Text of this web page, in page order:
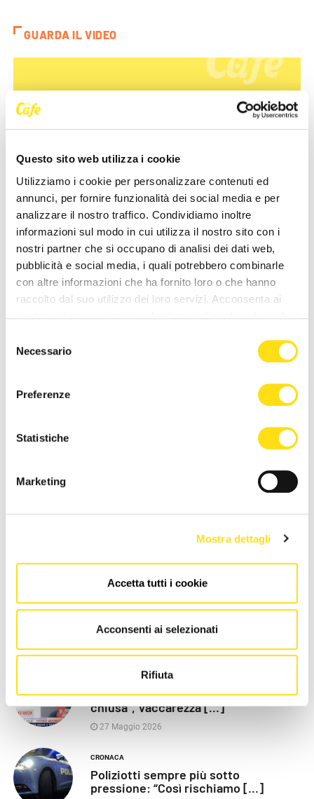
Questo sito web utilizza i cookie
Utilizziamo i cookie per personalizzare contenuti ed
annunci, per fornire funzionalità dei social media e per
analizzare il nostro traffico. Condividiamo inoltre
informazioni sul modo in cui utilizza il nostro sito con i
nostri partner che si occupano di analisi dei dati web,
pubblicità e social media, i quali potrebbero combinarle
con altre informazioni che ha fornito loro o che hanno
raccolto dal suo utilizzo dei loro servizi. Acconsenta ai
delNecessario
Preferenze
Statistiche
Marketing
Mostra dettagli
Accetta tutti i cookie
Acconsenti ai selezionati
Rifiuta
GUARDA IL VIDEO
Video-intervista al team di Adesso
Trieste, a cura di [...]
NEWS DELLA STESSA CATEGORIA
APPELLI
immatricolazioni
Razza (Lega): “Piazza Libertà va
chiusa”, Vaccarezza [...]
27 Maggio 2026
CRONACA
Poliziotti sempre più sotto
pressione: “Così rischiamo [...]